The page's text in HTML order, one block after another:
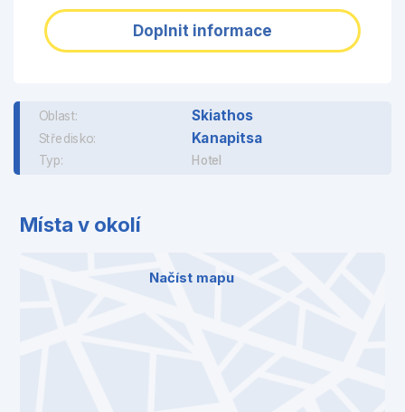
Doplnit informace
Oblast: Skiathos
Středisko: Kanapitsa
Typ: Hotel
Místa v okolí
Načíst mapu